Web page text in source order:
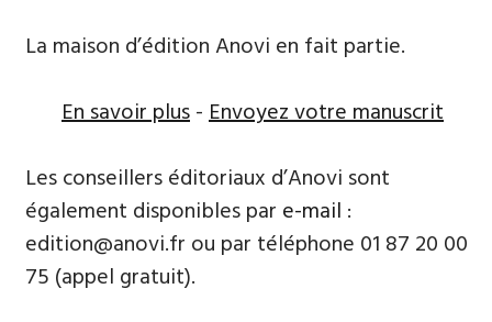
La maison d’édition Anovi en fait partie.
En savoir plus-Envoyez votre manuscrit
Les conseillers éditoriaux d’Anovi sont
également disponibles par e-mail :
edition@anovi.fr ou par téléphone ​​0​1 87 20 00
75 (appel gratuit).